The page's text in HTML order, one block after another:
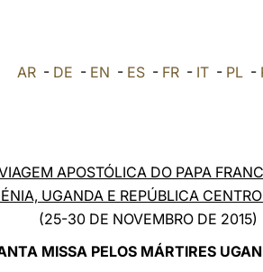
AR - DE - EN - ES - FR - IT - PL -
APOSTÓLICA DO PAPA
UGANDA E REPÚBLICA
(25-30 DE NOVEMBRO DE 2015)
MISSA PELOS MÁRTIRES